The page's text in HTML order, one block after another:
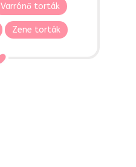
Varrónő torták
Zene torták